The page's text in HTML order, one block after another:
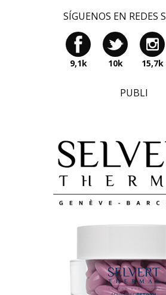
SÍGUENOS EN REDES
9,1k 10k 15,7k
PUBLI